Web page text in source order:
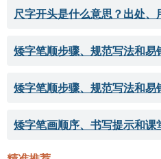
尺字开头是什么意思？出处
矮字笔顺步骤、规范写法和易
矮字笔顺步骤、规范写法和易
矮字笔画顺序、书写提示和课